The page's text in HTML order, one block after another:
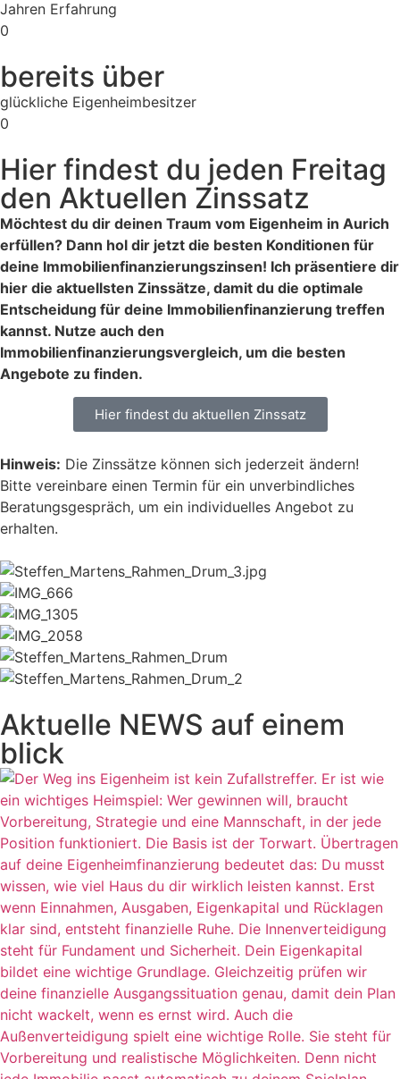
Jahren Erfahrung
0
bereits über
glückliche Eigenheimbesitzer
0
Hier findest du jeden Freitag
den Aktuellen Zinssatz
Möchtest du dir deinen Traum vom Eigenheim in Aurich
erfüllen? Dann hol dir jetzt die besten Konditionen für
deine Immobilienfinanzierungszinsen! Ich präsentiere dir
hier die aktuellsten Zinssätze, damit du die optimale
Entscheidung für deine Immobilienfinanzierung treffen
kannst. Nutze auch den
Immobilienfinanzierungsvergleich, um die besten
Angebote zu finden.
Hier findest du aktuellen Zinssatz
Hinweis: Die Zinssätze können sich jederzeit ändern!
Bitte vereinbare einen Termin für ein unverbindliches
Beratungsgespräch, um ein individuelles Angebot zu
erhalten.
Aktuelle NEWS auf einem
blick